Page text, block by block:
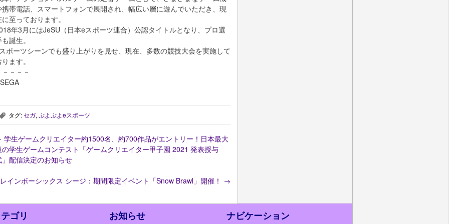
携帯電話、スマートフォンで展開され、幅広い層に遊んでいただき、現
至っております。
年3月にはJeSU（日本eスポーツ連合）公認タイトルとなり、プロ選
誕生。
ポーツシーンでも盛り上がりを見せ、現在、多数の競技大会を実施して
ます。
－－－
タグ:セガ, ぷよぷよeスポーツ
学生ゲームクリエイター約1500名、約700作品がエントリー！日本最大
の学生ゲームコンテスト「ゲームクリエイター甲子園 2021 発表授与
」配信決定のお知らせ
レインボーシックス シージ：期間限定イベント「Snow Brawl」開催！ →
ゴリ お知らせ ナビケーション